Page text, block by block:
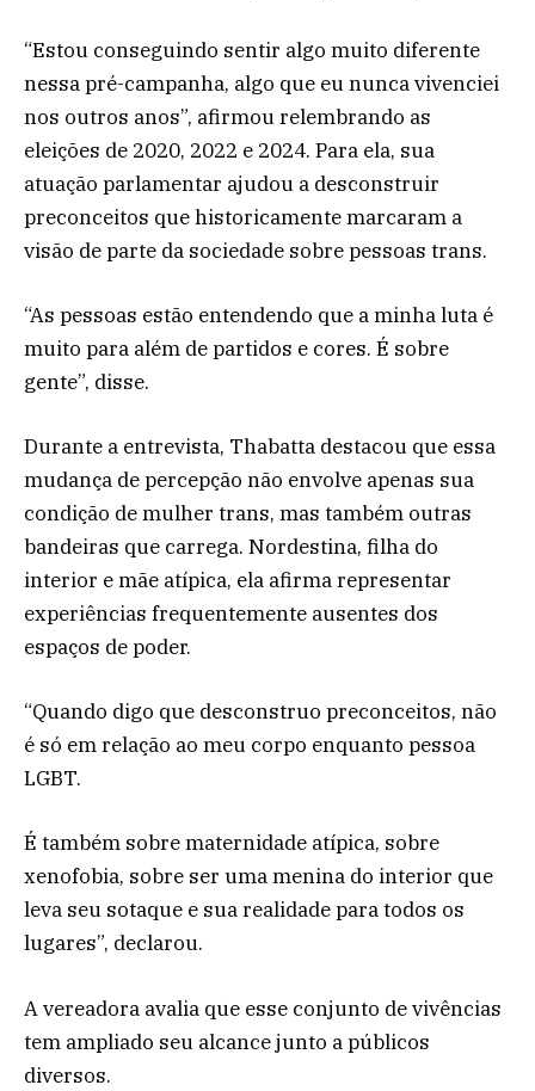
“Estou conseguindo sentir algo muito diferente
nessa pré-campanha, algo que eu nunca vivenciei
nos outros anos”, afirmou relembrando as
eleições de 2020, 2022 e 2024. Para ela, sua
atuação parlamentar ajudou a desconstruir
preconceitos que historicamente marcaram a
visão de parte da sociedade sobre pessoas trans.
“As pessoas estão entendendo que a minha luta é
muito para além de partidos e cores. É sobre
gente”, disse.
Durante a entrevista, Thabatta destacou que essa
mudança de percepção não envolve apenas sua
condição de mulher trans, mas também outras
bandeiras que carrega. Nordestina, filha do
interior e mãe atípica, ela afirma representar
experiências frequentemente ausentes dos
espaços de poder.
“Quando digo que desconstruo preconceitos, não
é só em relação ao meu corpo enquanto pessoa
LGBT.
É também sobre maternidade atípica, sobre
xenofobia, sobre ser uma menina do interior que
leva seu sotaque e sua realidade para todos os
lugares”, declarou.
A vereadora avalia que esse conjunto de vivências
tem ampliado seu alcance junto a públicos
diversos.